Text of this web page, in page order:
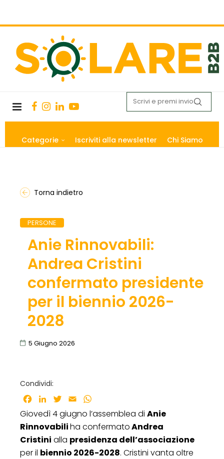
Categorie Iscriviti alla newsletter Chi Siamo
Torna indietro
PERSONE
Anie Rinnovabili:
Andrea Cristini
confermato presidente
per il biennio 2026-
2028
5 Giugno 2026
Condividi:
Facebook
LinkedInTwitter
Email
Giovedì 4 giugno l’assemblea di Anie
Rinnovabiliha confermatoAndrea
Cristini alla presidenza dell’associazione
per il biennio 2026-2028. Cristini vanta oltre